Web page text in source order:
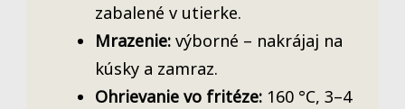
zabalené v utierke.
Mrazenie: výborné – nakrájaj na
kúsky a zamraz.
Ohrievanie vo fritéze: 160 °C, 3–4